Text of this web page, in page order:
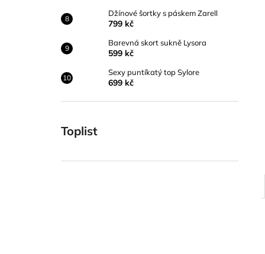
Džínové šortky s páskem Zarell
799 kč
Barevná skort sukně Lysora
599 kč
Sexy puntíkatý top Sylore
699 kč
Toplist